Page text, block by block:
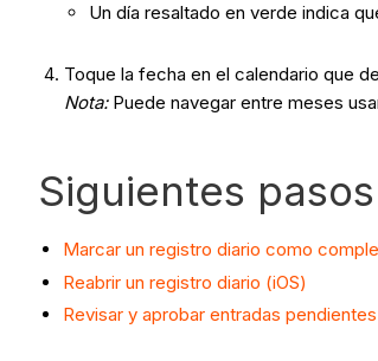
Un día resaltado en verde indica
Toque la fecha en el calendario que
Nota:Puede navegar entre meses
Siguientes pasos
Marcar un registro diario como
Reabrir un registro diario (iOS)
Revisar y aprobar entradas